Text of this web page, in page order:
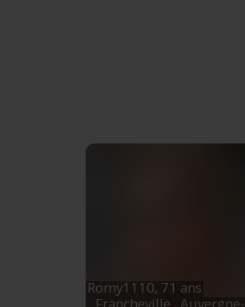
Romy1110, 71 ans
Francheville , Auvergne-